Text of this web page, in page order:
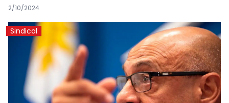
2/10/2024
Sindical